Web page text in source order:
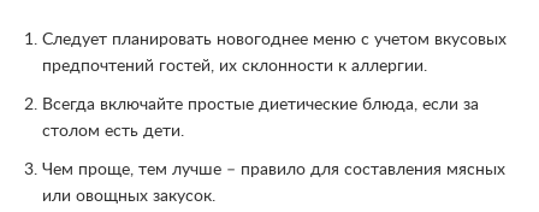
Следует планировать новогоднее меню с учетом вкусовых
предпочтений гостей, их склонности к аллергии.
Всегда включайте простые диетические блюда, если за
столом есть дети.
Чем проще, тем лучше – правило для составления мясных
или овощных закусок.